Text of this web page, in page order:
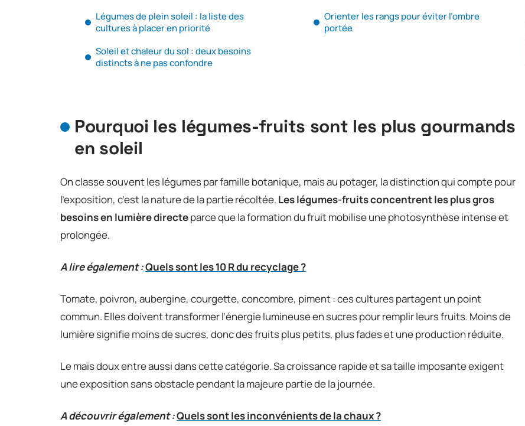
Légumes de plein soleil : la liste des
cultures à placer en priorité
Soleil et chaleur du sol : deux besoins
distincts à ne pas confondre
Orienter les rangs pour éviter l’ombre
portée
Pourquoi les légumes-fruits sont les plus gourmands
en soleil
On classe souvent les légumes par famille botanique, mais au potager, la distinction qui compte pour
l’exposition, c’est la nature de la partie récoltée. Les légumes-fruits concentrent les plus gros
besoins en lumière directeparce que la formation du fruit mobilise une photosynthèse intense et
prolongée.
A lire également :Quels sont les 10 R du recyclage ?
Tomate, poivron, aubergine, courgette, concombre, piment : ces cultures partagent un point
commun. Elles doivent transformer l’énergie lumineuse en sucres pour remplir leurs fruits. Moins de
lumière signifie moins de sucres, donc des fruits plus petits, plus fades et une production réduite.
Le maïs doux entre aussi dans cette catégorie. Sa croissance rapide et sa taille imposante exigent
une exposition sans obstacle pendant la majeure partie de la journée.
A découvrir également :Quels sont les inconvénients de la chaux ?